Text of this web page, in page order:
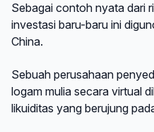
Sebagai contoh nyata dari
investasi baru-baru ini
China.
Sebuah perusahaan
logam mulia secara virtual
likuiditas yang berujung